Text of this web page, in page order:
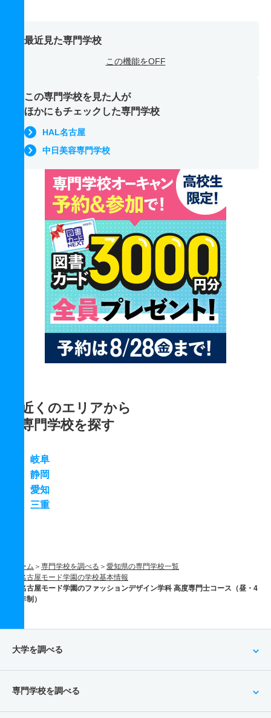
最近見た専門学校
この機能をOFF
この専門学校を見た人が
ほかにもチェックした専門学校
HAL名古屋
中日美容専門学校
近くのエリアから
専門学校を探す
岐阜
静岡
愛知
三重
ホーム 専門学校を調べる
愛知県の専門学校一覧
名古屋モード学園の学校基本情報
名古屋モード学園のファッションデザイン学科 高度専門士コース（昼・4
年制）
大学を調べる
専門学校を調べる